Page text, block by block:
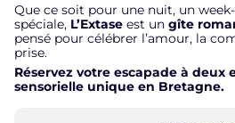
Que ce soit pour une nuit, un
spéciale, L’Extase est un gîte
pensé pour célébrer l’amour, la
prise.
Réservez votre escapade à deux
sensorielle unique en Bretagne.